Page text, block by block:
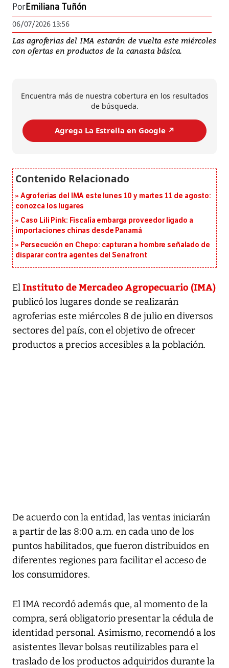
PorEmiliana Tuñón
06/07/2026 13:56
Las agroferias del IMA estarán de vuelta este miércoles
con ofertas en productos de la canasta básica.
Encuentra más de nuestra cobertura en los resultados
de búsqueda.
Agrega La Estrella en Google ↗️
Agroferias del IMA este lunes 10 y martes 11 de agosto:
conozca los lugares
Caso Lili Pink: Fiscalía embarga proveedor ligado a
importaciones chinas desde Panamá
Persecución en Chepo: capturan a hombre señalado de
disparar contra agentes del Senafront
ElInstituto de Mercadeo Agropecuario (IMA)
publicó los lugares donde se realizarán
agroferias este miércoles 8 de julio en diversos
sectores del país, con el objetivo de ofrecer
productos a precios accesibles a la población.
De acuerdo con la entidad, las ventas iniciarán
a partir de las 8:00 a.m. en cada uno de los
puntos habilitados, que fueron distribuidos en
diferentes regiones para facilitar el acceso de
los consumidores.
El IMA recordó además que, al momento de la
compra, será obligatorio presentar la cédula de
identidad personal. Asimismo, recomendó a los
asistentes llevar bolsas reutilizables para el
traslado de los productos adquiridos durante la